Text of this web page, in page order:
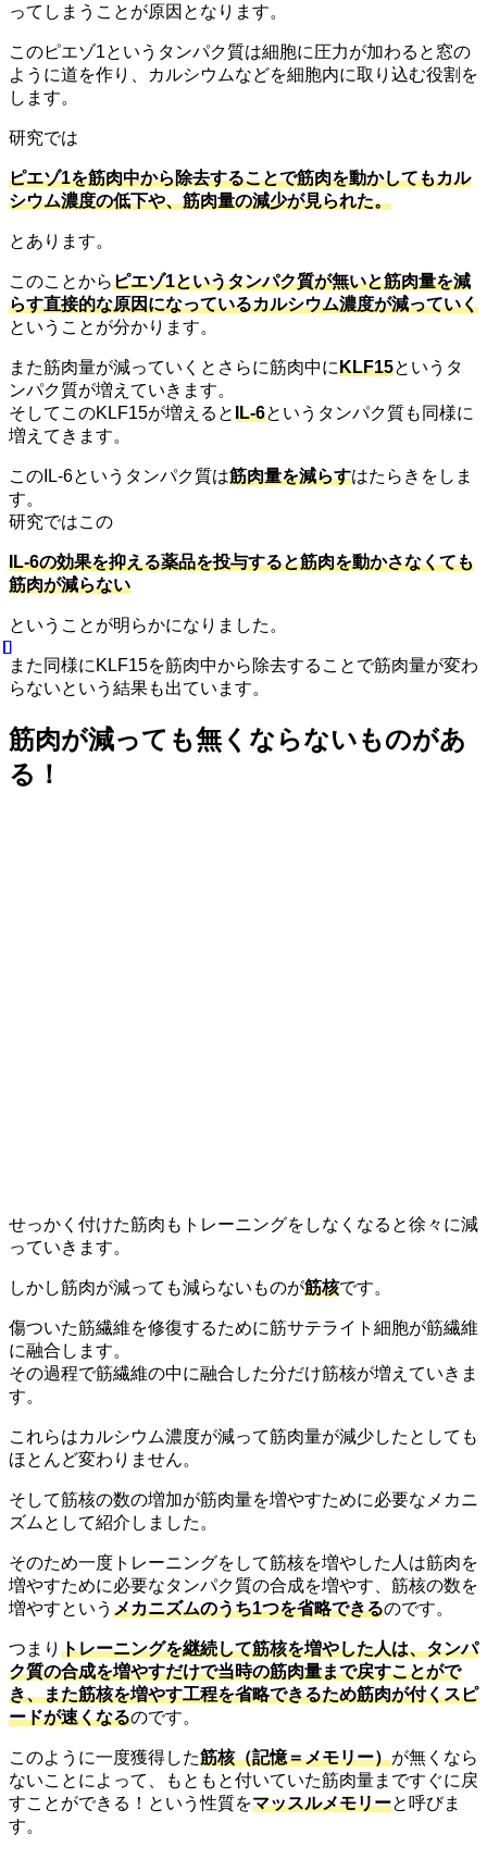
ってしまうことが原因となります。
このピエゾ1というタンパク質は細胞に圧力が加わると窓の
ように道を作り、カルシウムなどを細胞内に取り込む役割を
します。
研究では
ピエゾ1を筋肉中から除去することで筋肉を動かしてもカル
シウム濃度の低下や、筋肉量の減少が見られた。
とあります。
このことからピエゾ1というタンパク質が無いと筋肉量を減
らす直接的な原因になっているカルシウム濃度が減っていく
ということが分かります。
また筋肉量が減っていくとさらに筋肉中にKLF15というタ
ンパク質が増えていきます。
そしてこのKLF15が増えるとIL-6というタンパク質も同様に
増えてきます。
このIL-6というタンパク質は筋肉量を減らすはたらきをしま
す。
研究ではこの
IL-6の効果を抑える薬品を投与すると筋肉を動かさなくても
筋肉が減らない
ということが明らかになりました。
また同様にKLF15を筋肉中から除去することで筋肉量が変わ
らないという結果も出ています。
筋肉が減っても無くならないものがあ
る！
せっかく付けた筋肉もトレーニングをしなくなると徐々に減
っていきます。
しかし筋肉が減っても減らないものが筋核です。
傷ついた筋繊維を修復するために筋サテライト細胞が筋繊維
に融合します。
その過程で筋繊維の中に融合した分だけ筋核が増えていきま
す。
これらはカルシウム濃度が減って筋肉量が減少したとしても
ほとんど変わりません。
そして筋核の数の増加が筋肉量を増やすために必要なメカニ
ズムとして紹介しました。
そのため一度トレーニングをして筋核を増やした人は筋肉を
増やすために必要なタンパク質の合成を増やす、筋核の数を
増やすという メカニズムのうち1つを省略できるのです。
つまり トレーニングを継続して筋核を増やした人は、タンパ
ク質の合成を増やすだけで当時の筋肉量まで戻すことがで
き、また筋核を増やす工程を省略できるため筋肉が付くスピ
ードが速くなるのです。
このように一度獲得した筋核（記憶＝メモリー）が無くなら
ないことによって、もともと付いていた筋肉量まですぐに戻
すことができる！という性質をマッスルメモリーと呼びま
す。